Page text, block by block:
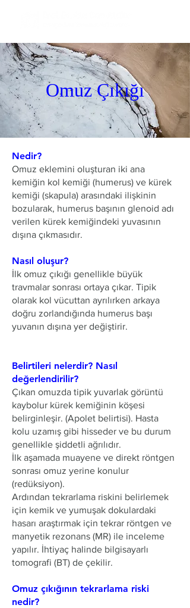
Omuz Çıkığı
Nedir?
Omuz eklemini oluşturan iki ana
kemiğin kol kemiği (humerus) ve kürek
kemiği (skapula) arasındaki ilişkinin
bozularak, humerus başının glenoid adı
verilen kürek kemiğindeki yuvasının
dışına çıkmasıdır.
Nasıl oluşur?
İlk omuz çıkığı genellikle büyük
travmalar sonrası ortaya çıkar. Tipik
olarak kol vücuttan ayrılırken arkaya
doğru zorlandığında humerus başı
yuvanın dışına yer değiştirir.
Belirtileri nelerdir? Nasıl
değerlendirilir?
Çıkan omuzda tipik yuvarlak görüntü
kaybolur kürek kemiğinin köşesi
belirginleşir. (Apolet belirtisi). Hasta
kolu uzamış gibi hisseder ve bu durum
genellikle şiddetli ağrılıdır.
İlk aşamada muayene ve direkt röntgen
sonrası omuz yerine konulur
(redüksiyon).
Ardından tekrarlama riskini belirlemek
için kemik ve yumuşak dokulardaki
hasarı araştırmak için tekrar röntgen ve
manyetik rezonans (MR) ile inceleme
yapılır. İhtiyaç halinde bilgisayarlı
tomografi (BT) de çekilir.
Omuz çıkığının tekrarlama riski
nedir?